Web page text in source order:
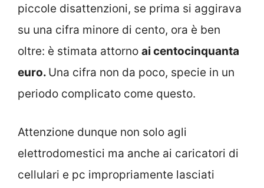
piccole disattenzioni, se prima si aggirava
su una cifra minore di cento, ora è ben
oltre: è stimata attorno ai centocinquanta
euro. Una cifra non da poco, specie in un
periodo complicato come questo.
Attenzione dunque non solo agli
elettrodomestici ma anche ai caricatori di
cellulari e pc impropriamente lasciati